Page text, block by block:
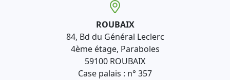
ROUBAIX
84, Bd du Général Leclerc
4ème étage, Paraboles
59100 ROUBAIX
Case palais : n° 357